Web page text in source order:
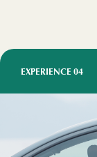
EXPERIENCE 04